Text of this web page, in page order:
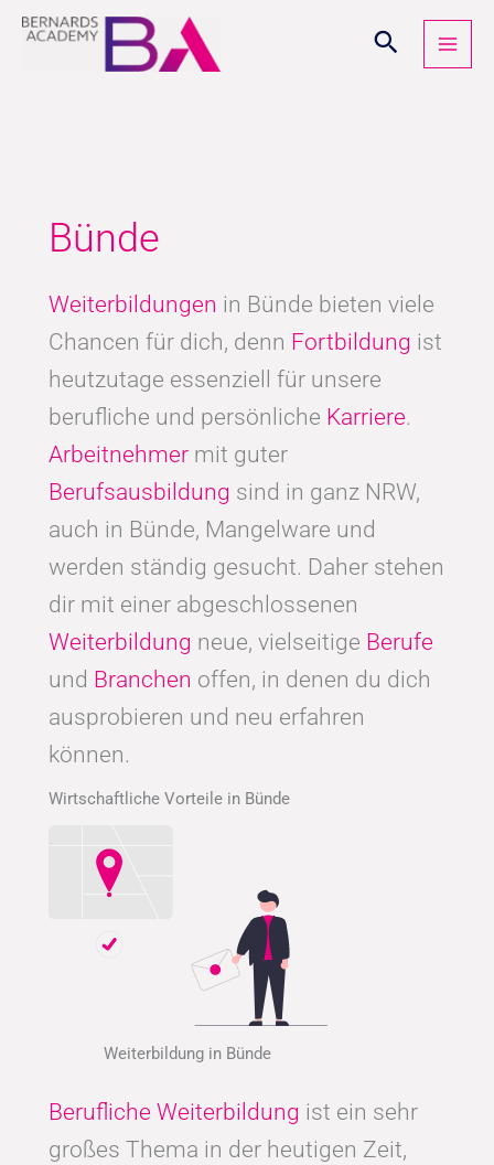
Zum
Inhalt
Bünde
Weiterbildungen in Bünde bieten viele
Chancen für dich, denn Fortbildung ist
heutzutage essenziell für unsere
berufliche und persönliche Karriere.
Arbeitnehmer mit guter
Berufsausbildung sind in ganz NRW,
auch in Bünde, Mangelware und
werden ständig gesucht. Daher stehen
dir mit einer abgeschlossenen
Weiterbildung neue, vielseitige Berufe
und Branchen offen, in denen du dich
ausprobieren und neu erfahren
können.
Wirtschaftliche Vorteile in Bünde
Weiterbildung in Bünde
Berufliche Weiterbildung ist ein sehr
großes Thema in der heutigen Zeit,